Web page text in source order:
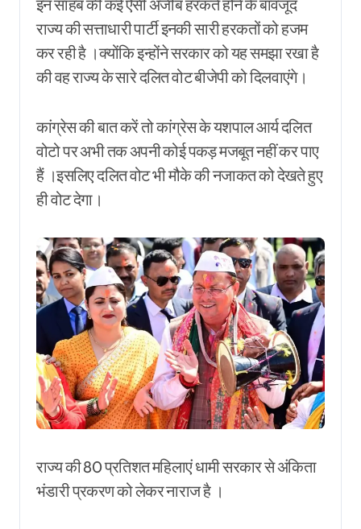
इन साहब की कई ऐसी अजीब हरकतें होने के बावजूद
राज्य की सत्ताधारी पार्टी इनकी सारी हरकतों को हजम
कर रही है ।क्योंकि इन्होंने सरकार को यह समझा रखा है
की वह राज्य के सारे दलित वोट बीजेपी को दिलवाएंगे।
कांग्रेस की बात करें तो कांग्रेस के यशपाल आर्य दलित
वोटो पर अभी तक अपनी कोई पकड़ मजबूत नहीं कर पाए
हैं ।इसलिए दलित वोट भी मौके की नजाकत को देखते हुए
ही वोट देगा।
राज्य की 80 प्रतिशत महिलाएं धामी सरकार से अंकिता
भंडारी प्रकरण को लेकर नाराज है ।